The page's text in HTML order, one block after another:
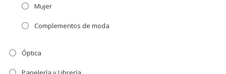
Mujer
Complementos de moda
Óptica